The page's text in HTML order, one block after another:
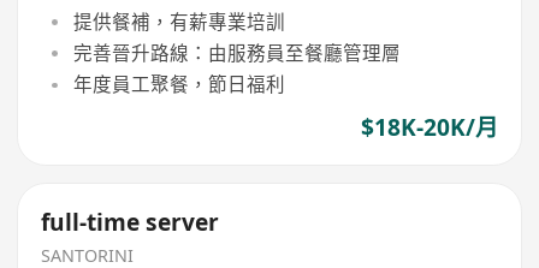
提供餐補，有薪專業培訓
完善晉升路線：由服務員至餐廳管理層
年度員工聚餐，節日福利
$18K-20K/月
full-time server
SANTORINI